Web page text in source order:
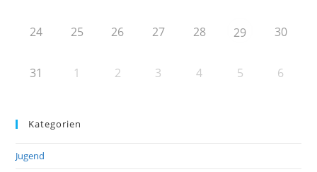
24 25 26 27 28 29 30
31 1 2 3 4 5 6
Kategorien
Jugend